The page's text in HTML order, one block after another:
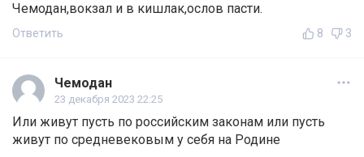
Чемодан,вокзал и в кишлак,ослов пасти.
Ответить 8 3
Чемодан
23 декабря 2023 22:25
Или живут пусть по российским законам или пусть
живут по средневековым у себя на Родине